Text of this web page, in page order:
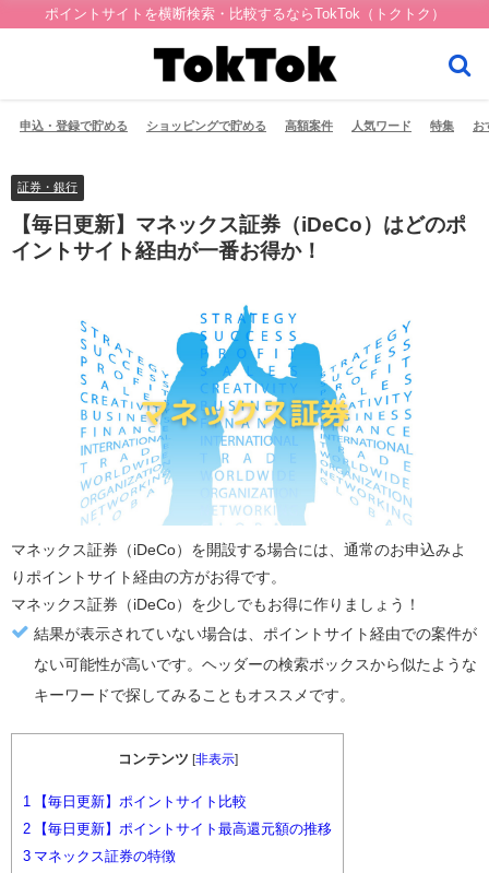
ポイントサイトを横断検索・比較するならTokTok（トクトク）
申込・登録で貯める ショッピングで貯める 高額案件 人気ワード 特集 お
証券・銀行
【毎日更新】マネックス証券（iDeCo）はどのポ
イントサイト経由が一番お得か！
マネックス証券（iDeCo） を開設する場合には、通常のお申込みよ
り ポイントサイト経由の方がお得です。
マネックス証券（iDeCo） を少しでもお得に作りましょう！
結果が表示されていない場合は、ポイントサイト経由での案件が
ない可能性が高いです。ヘッダーの検索ボックスから似たような
キーワードで探してみることもオススメです。
コンテンツ [非表示]
1
【毎日更新】ポイントサイト比較
2 【毎日更新】ポイントサイト最高還元額の推移
3 マネックス証券の特徴